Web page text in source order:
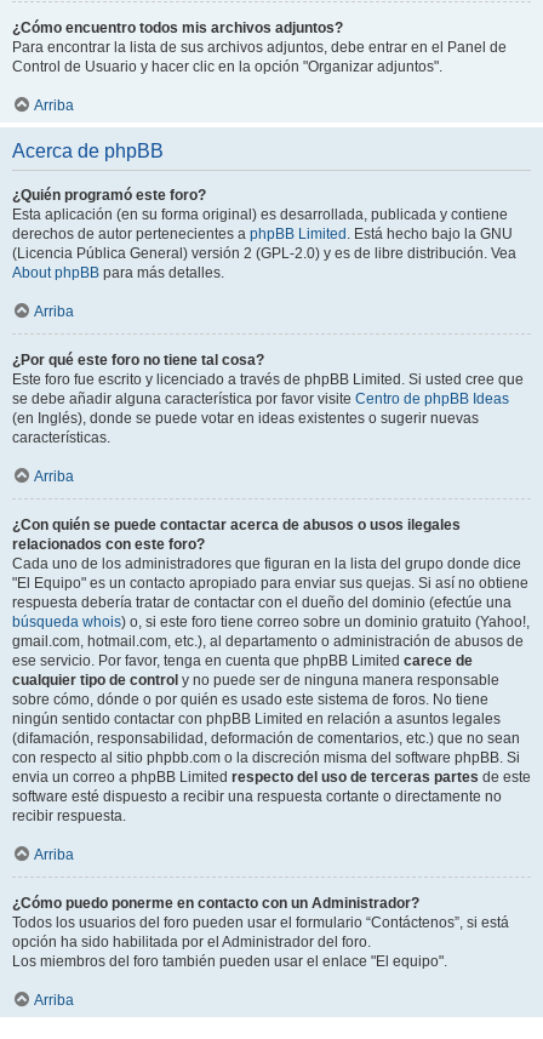
¿Cómo encuentro todos mis archivos adjuntos?
Para encontrar la lista de sus archivos adjuntos, debe entrar en el Panel de
Control de Usuario y hacer clic en la opción "Organizar adjuntos".
Arriba
Acerca de phpBB
¿Quién programó este foro?
Esta aplicación (en su forma original) es desarrollada, publicada y contiene
derechos de autor pertenecientes a phpBB Limited . Está hecho bajo la GNU
(Licencia Pública General) versión 2 (GPL-2.0) y es de libre distribución. Vea
About phpBB para más detalles.
Arriba
¿Por qué este foro no tiene tal cosa?
Este foro fue escrito y licenciado a través de phpBB Limited. Si usted cree que
se debe añadir alguna característica por favor visite Centro de phpBB Ideas
(en Inglés), donde se puede votar en ideas existentes o sugerir nuevas
características.
Arriba
¿Con quién se puede contactar acerca de abusos o usos ilegales
relacionados con este foro?
Cada uno de los administradores que figuran en la lista del grupo donde dice
"El Equipo" es un contacto apropiado para enviar sus quejas. Si así no obtiene
respuesta debería tratar de contactar con el dueño del dominio (efectúe una
búsqueda whois) o, si este foro tiene correo sobre un dominio gratuito (Yahoo!,
gmail.com, hotmail.com, etc.), al departamento o administración de abusos de
ese servicio. Por favor, tenga en cuenta que phpBB Limited carece de
cualquier tipo de control y no puede ser de ninguna manera responsable
sobre cómo, dónde o por quién es usado este sistema de foros. No tiene
ningún sentido contactar con phpBB Limited en relación a asuntos legales
(difamación, responsabilidad, deformación de comentarios, etc.) que no sean
con respecto al sitio phpbb.com o la discreción misma del software phpBB. Si
envia un correo a phpBB Limited respecto del uso de terceras partes de este
software esté dispuesto a recibir una respuesta cortante o directamente no
recibir respuesta.
Arriba
¿Cómo puedo ponerme en contacto con un Administrador?
Todos los usuarios del foro pueden usar el formulario “Contáctenos”, si está
opción ha sido habilitada por el Administrador del foro.
Los miembros del foro también pueden usar el enlace "El equipo".
Arriba